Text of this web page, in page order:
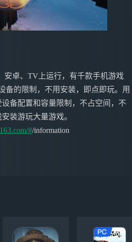
安卓、TV上运行，有千款手机游戏
备的限制，不用安装，即点即玩。用
备配置和容量限制，不占空间，不
装游玩大量游戏。
#/information